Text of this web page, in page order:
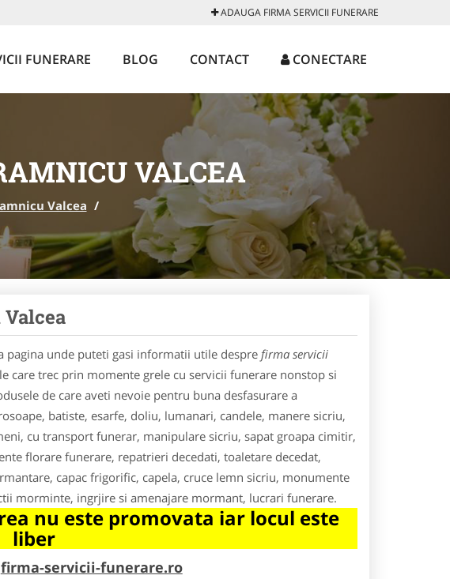
ADAUGA FIRMA SERVICII FUNERARE
FUNERARE BLOG CONTACT CONECTARE
VALCEA
Valcea /
pagina unde puteti gasi informatii utile despre firma servicii
care trec prin momente grele cu servicii funerare nonstop si
de care aveti nevoie pentru buna desfasurare a
batiste, esarfe, doliu, lumanari, candele, manere sicriu,
cu transport funerar, manipulare sicriu, sapat groapa cimitir,
florare funerare, repatrieri decedati, toaletare decedat,
capac frigorific, capela, cruce lemn sicriu, monumente
morminte, ingrjire si amenajare mormant, lucrari funerare.
nu este promovata iar locul este
liber
firma-servicii-funerare.ro